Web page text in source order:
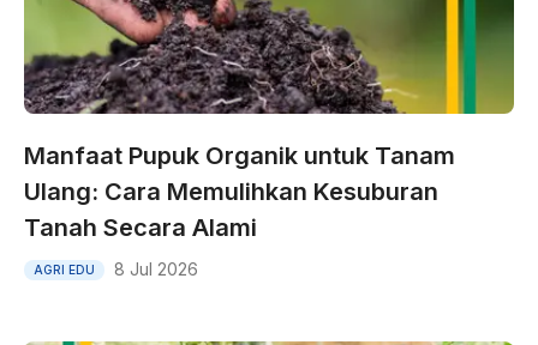
Manfaat Pupuk Organik untuk Tanam
Ulang: Cara Memulihkan Kesuburan
Tanah Secara Alami
AGRI EDU 8 Jul 2026